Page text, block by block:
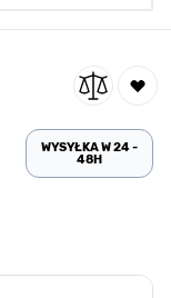
WYSYŁKA W 24 -
48H